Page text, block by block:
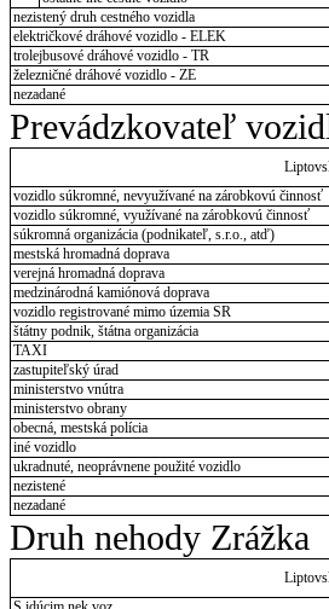
nezistený druh cestného vozidla
električkové dráhové vozidlo - ELEK
trolejbusové dráhové vozidlo - TR
železničné dráhové vozidlo - ZE
nezadané
Prevádzkovateľ
vozidlo súkromné, nevyužívané na zárobkovú činnosť
vozidlo súkromné, využívané na zárobkovú činnosť
súkromná organizácia (podnikateľ, s.r.o., atď)
mestská hromadná doprava
verejná hromadná doprava
medzinárodná kamiónová doprava
vozidlo registrované mimo územia SR
štátny podnik, štátna organizácia
TAXI
zastupiteľský úrad
ministerstvo vnútra
ministerstvo obrany
obecná, mestská polícia
iné vozidlo
ukradnuté, neoprávnene použité vozidlo
nezistené
nezadané
Druh nehody Zrážka